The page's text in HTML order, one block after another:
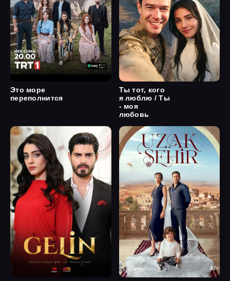
Это море
переполнится
Ты тот, кого
я люблю / Ты
- моя
любовь